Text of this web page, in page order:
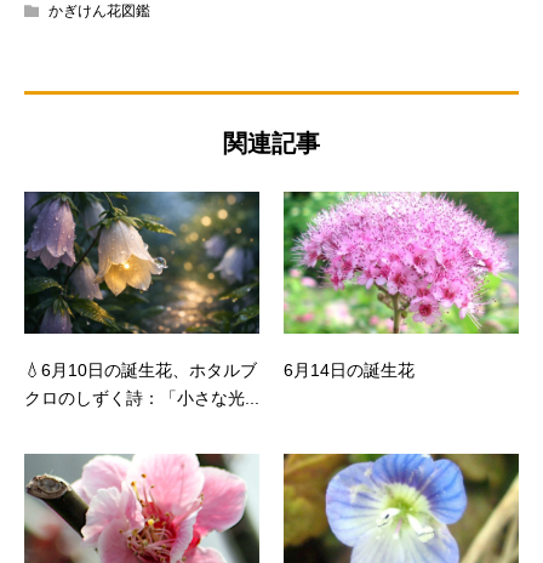
かぎけん花図鑑
関連記事
💧6月10日の誕生花、ホタルブ
クロのしずく詩：「小さな光...
6月14日の誕生花